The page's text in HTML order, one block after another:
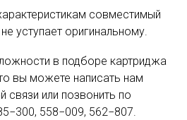
совместимый
уступает оригинальному.
в подборе картриджа
вы можете написать нам
связи или позвонить по
558−009, 562−807.